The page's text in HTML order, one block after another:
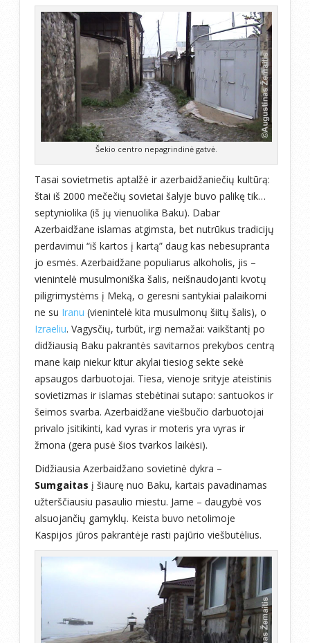
Šekio centro nepagrindinė gatvė.
Tasai sovietmetis aptalžė ir azerbaidžaniečių kultūrą:
štai iš 2000 mečečių sovietai šalyje buvo palikę tik…
septyniolika (iš jų vienuolika Baku). Dabar
Azerbaidžane islamas atgimsta, bet nutrūkus tradicijų
perdavimui “iš kartos į kartą” daug kas nebesupranta
jo esmės. Azerbaidžane populiarus alkoholis, jis –
vienintelė musulmoniška šalis, neišnaudojanti kvotų
piligrimystėms į Meką, o geresni santykiai palaikomi
ne su Iranu (vienintelė kita musulmonų šiitų šalis), o
Izraeliu. Vagysčių, turbūt, irgi nemažai: vaikštantį po
didžiausią Baku pakrantės savitarnos prekybos centrą
mane kaip niekur kitur akylai tiesiog sekte sekė
apsaugos darbuotojai. Tiesa, vienoje srityje ateistinis
sovietizmas ir islamas stebėtinai sutapo: santuokos ir
šeimos svarba. Azerbaidžane viešbučio darbuotojai
privalo įsitikinti, kad vyras ir moteris yra vyras ir
žmona (gera pusė šios tvarkos laikėsi).
Didžiausia Azerbaidžano sovietinė dykra –
Sumgaitas į šiaurę nuo Baku, kartais pavadinamas
užterščiausiu pasaulio miestu. Jame – daugybė vos
alsuojančių gamyklų. Keista buvo netolimoje
Kaspijos jūros pakrantėje rasti pajūrio viešbutėlius.